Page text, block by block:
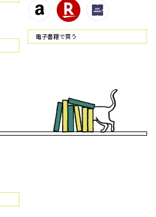
電⼦書籍で買う